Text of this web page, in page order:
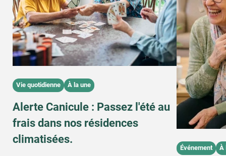
Vie quotidienne À la une
Alerte Canicule : Passez l'été au
frais dans nos résidences
climatisées.
Événement À